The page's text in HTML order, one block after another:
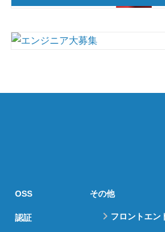
OSS
認証
その他
フロントエン